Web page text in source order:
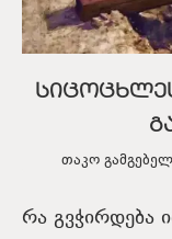
Თაკო
რა გვჭირდება